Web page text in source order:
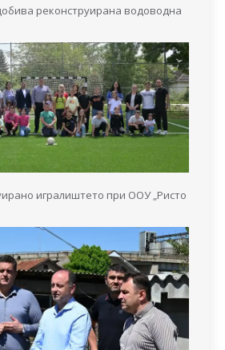
реконструирана водоводна
игралиштето при ООУ „Ристо